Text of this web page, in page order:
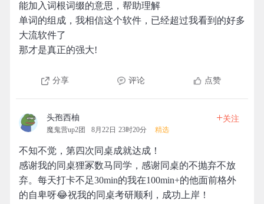
能加入词根词缀的意思，帮助理解
单词的组成，我相信这个软件，已经超过我看到的好多
大流软件了
那才是真正的强大!
分享 评论 点赞
头孢西柚
魔鬼营up2团 8月22日 23时20分 精选
+关注
不知不觉，第四次同桌成就达成！
感谢我的同桌狸冢数马同学，感谢同桌的不抛弃不放
弃。每天打卡不足30min的我在100min+的他面前格外
的自卑呀😂祝我的同桌考研顺利，成功上岸！